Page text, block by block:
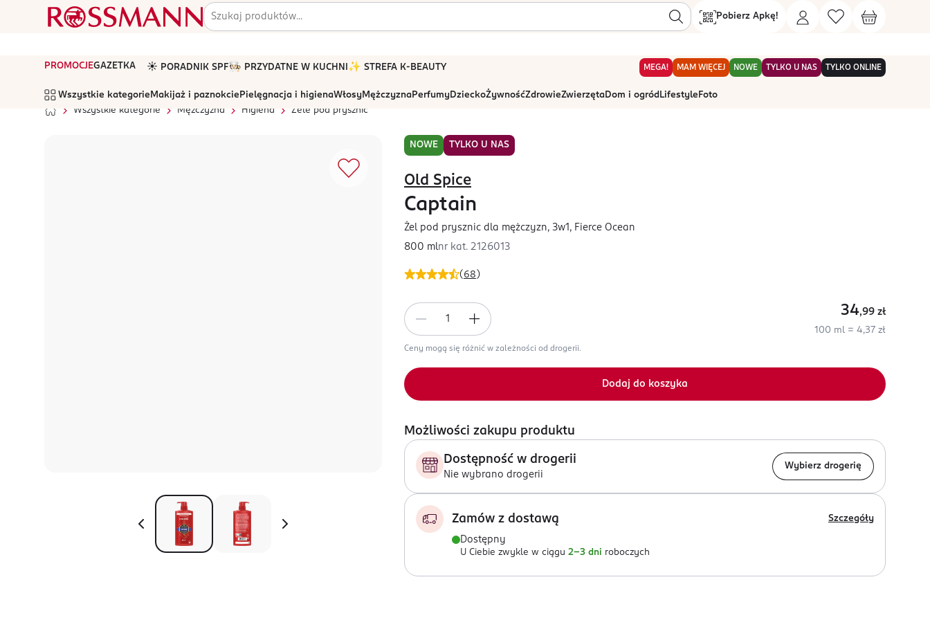
Pobierz Apkę!
PROMOCJEGAZETKA ☀️ PORADNIK SPF🧑🏻‍🍳 PRZYDATNE W KUCHNI ✨ STREFA K-BEAUTY MEGA! MAM WIĘCEJ NOWE TYLKO U NAS TYLKO ONLINE
Wszystkie kategorie Makijaż i paznokcie Pielęgnacja i higienaWłosyMężczyznaPerfumyDzieckoŻywnośćZdrowieZwierzętaDom i ogród Lifestyle Foto
Wszystkie kategorie
Mężczyzna Higiena Żele pod prysznic
NOWE TYLKO U NAS
( 68 )
Old Spice
Captain
Żel pod prysznic dla mężczyzn, 3w1, Fierce Ocean
800 mlnr kat. 2126013
34,99 zł
100 ml = 4,37 zł
Ceny mogą się różnić w zależności od drogerii.
Dodaj do koszyka
Możliwości zakupu produktu
Dostępność w drogerii
Nie wybrano drogerii
Wybierz drogerię
Zamów z dostawą Szczegóły
Dostępny
U Ciebie zwykle w ciągu 2-3 dni roboczych